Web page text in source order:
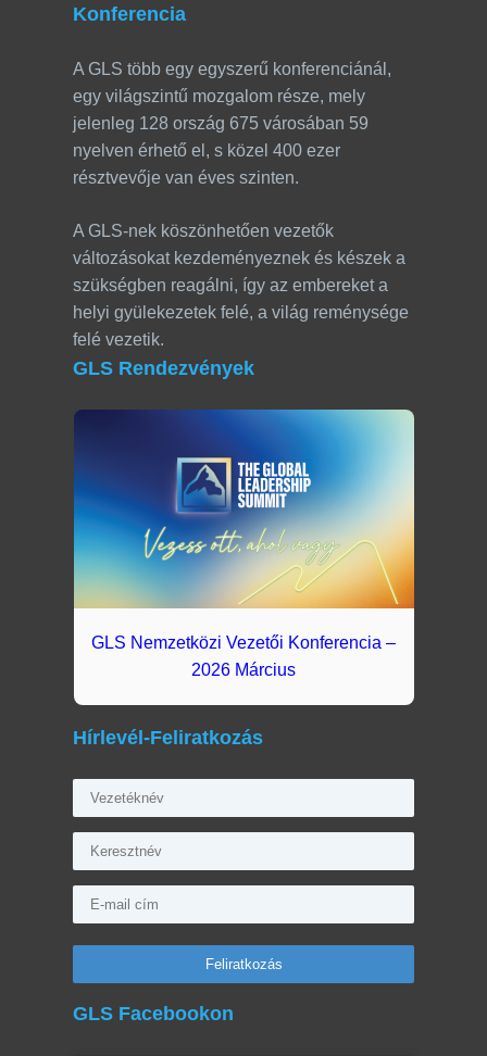
Konferencia
A GLS több egy egyszerű konferenciánál,
egy világszintű mozgalom része, mely
jelenleg 128 ország 675 városában 59
nyelven érhető el, s közel 400 ezer
résztvevője van éves szinten.
A GLS-nek köszönhetően vezetők
változásokat kezdeményeznek és készek a
szükségben reagálni, így az embereket a
helyi gyülekezetek felé, a világ reménysége
felé vezetik.
GLS Rendezvények
GLS Nemzetközi Vezetői Konferencia –
2026 Március
Hírlevél-Feliratkozás
GLS Facebookon